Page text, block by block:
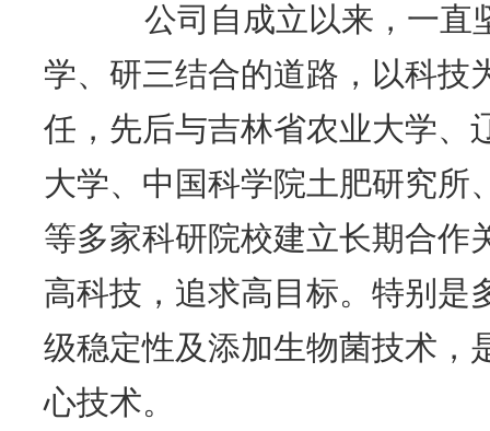
公司自成立以来，一直
学、研三结合的道路，以科技
任，先后与吉林省农业大学、
大学、中国科学院土肥研究所
等多家科研院校建立长期合作
高科技，追求高目标。特别是
级稳定性及添加生物菌技术，
心技术。